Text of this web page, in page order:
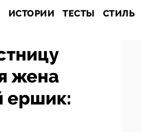
ИСТОРИИ ТЕСТЫ СТИЛЬ
жена
ершик: